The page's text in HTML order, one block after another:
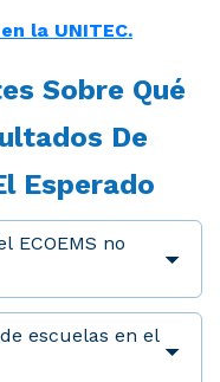
la UNITEC.
Sobre Qué
De
Esperado
ECOEMS no
escuelas en el